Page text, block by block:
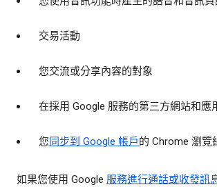
交易活動
您交流或分享內容的對象
在採用 Google 服務的第三方網站和應
您同步到 Google 帳戶的 Chrome 瀏覽
如果您使用 Google 服務進行通話或收發訊